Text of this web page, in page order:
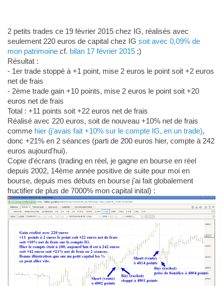
2 petits trades ce 19 février 2015 chez IG, réalisés avec
seulement 220 euros de capital chez IG soit avec 0,09% de
mon patrimoinecf. bilan 17 février 2015;)
Résultat :
- 1er trade stoppé à +1 point, mise 2 euros le point soit +2 euros
net de frais
- 2ème trade gain +10 points, mise 2 euros le point soit +20
euros net de frais
Total : +11 points soit +22 euros net de frais
Réalisé avec 220 euros, soit de nouveau +10% net de frais
comme hier (j'avais fait +10% sur le compte IG, en un trade),
donc +21% en 2 séances (parti de 200 euros hier, compte à 242
euros aujourd'hui).
Copie d'écrans (trading en réel, je gagne en bourse en réel
depuis 2002, 14ème année positive de suite pour moi en
bourse, depuis mes débuts en bourse j'ai fait globalement
fructifier de plus de 7000% mon capital inital) :